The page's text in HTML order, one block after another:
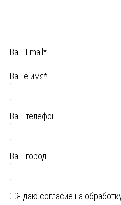
Ваш Email*
Ваше имя*
Ваш телефон
Ваш город
Я даю согласие на